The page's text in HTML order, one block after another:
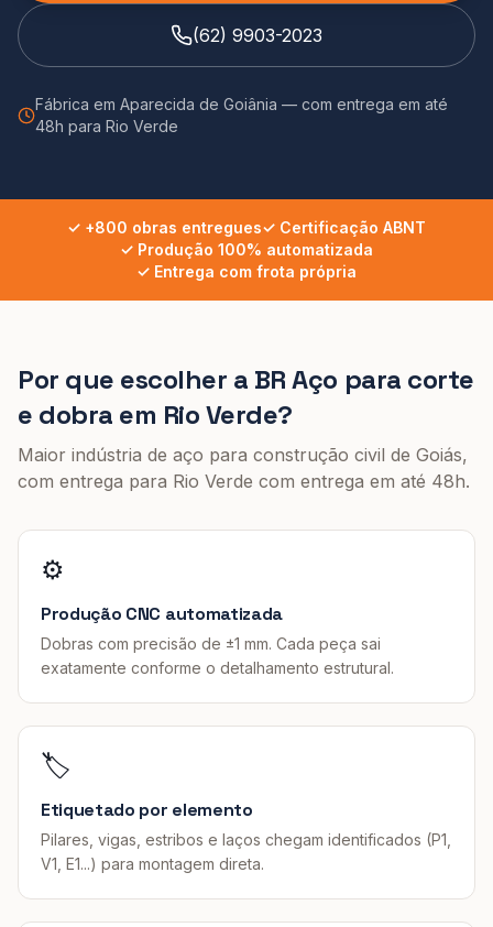
(62) 9903-2023
Fábrica em Aparecida de Goiânia — com entrega em até
48h para Rio Verde
✓ +800 obras entregues✓ Certificação ABNT
✓ Produção 100% automatizada
✓ Entrega com frota própria
Por que escolher a BR Aço para corte
e dobra em Rio Verde?
Maior indústria de aço para construção civil de Goiás,
com entrega para Rio Verde com entrega em até 48h.
⚙️
Produção CNC automatizada
Dobras com precisão de ±1 mm. Cada peça sai
exatamente conforme o detalhamento estrutural.
🏷️
Etiquetado por elemento
Pilares, vigas, estribos e laços chegam identificados (P1,
V1, E1...) para montagem direta.